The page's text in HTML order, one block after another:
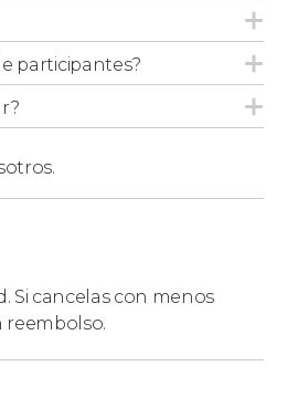
participantes?
Si cancelas con menos
reembolso.